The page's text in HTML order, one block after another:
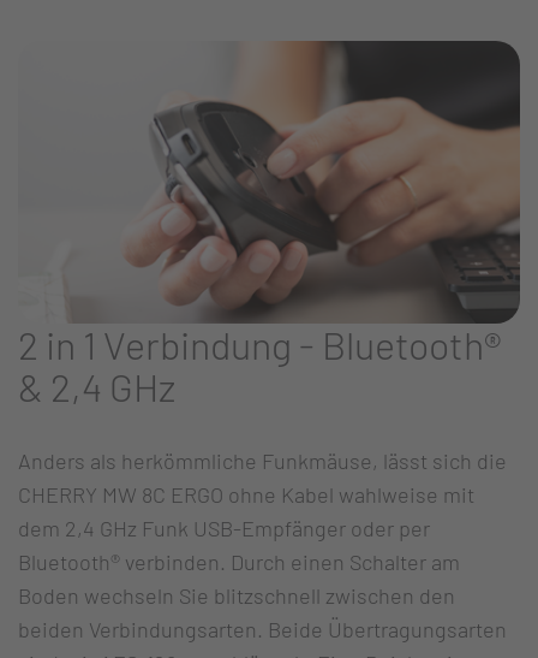
2 in 1 Verbindung - Bluetooth®
& 2,4 GHz
Anders als herkömmliche Funkmäuse, lässt sich die
CHERRY MW 8C ERGO ohne Kabel wahlweise mit
dem 2,4 GHz Funk USB-Empfänger oder per
Bluetooth® verbinden. Durch einen Schalter am
Boden wechseln Sie blitzschnell zwischen den
beiden Verbindungsarten. Beide Übertragungsarten